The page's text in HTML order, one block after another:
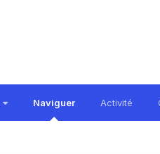
Naviguer Activité